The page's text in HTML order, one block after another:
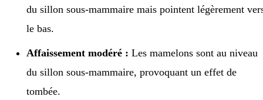
du sillon sous-mammaire mais pointent légèrement
le bas.
Affaissement modéré : Les mamelons sont au niveau
du sillon sous-mammaire, provoquant un effet de
tombée.